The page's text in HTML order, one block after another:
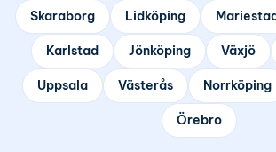
Skaraborg Lidköping
Karlstad Jönköping Växjö
Uppsala Västerås Norrköping
Örebro